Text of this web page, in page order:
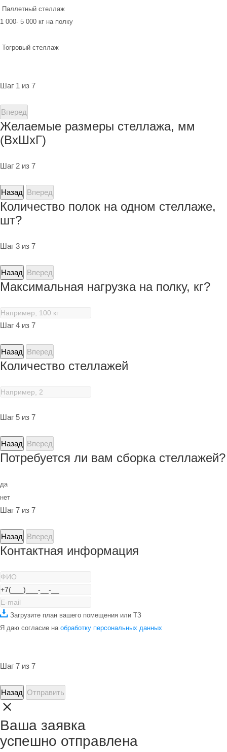
Паллетный стеллаж
1 000- 5 000 кг на полку
Тогровый стеллаж
Шаг 1 из 7
Вперед
Желаемые размеры стеллажа, мм
(ВхШхГ)
Шаг 2 из 7
Назад Вперед
Количество полок на одном стеллаже,
шт?
Шаг 3 из 7
Назад Вперед
Максимальная нагрузка на полку, кг?
Шаг 4 из 7
Назад Вперед
Количество стеллажей
Шаг 5 из 7
Назад Вперед
Потребуется ли вам сборка стеллажей?
да
нет
Шаг 7 из 7
Назад Вперед
Контактная информация
Загрузите план вашего помещения или ТЗ
Я даю согласие на обработку персональных данных
Шаг 7 из 7
Назад Отправить
Ваша заявка
успешно отправлена